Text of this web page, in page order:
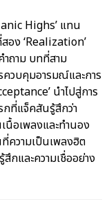
Highs’ แทน
อง ‘Realization’
ำถาม บทที่สาม
วบคุมอารมณ์และการ
นำไปสู่การ
กที่แจ็คสันรู้สึกว่า
นื้อเพลงและทำนอง
ความเป็นเพลงฮิต
กและความเชื่ออย่าง